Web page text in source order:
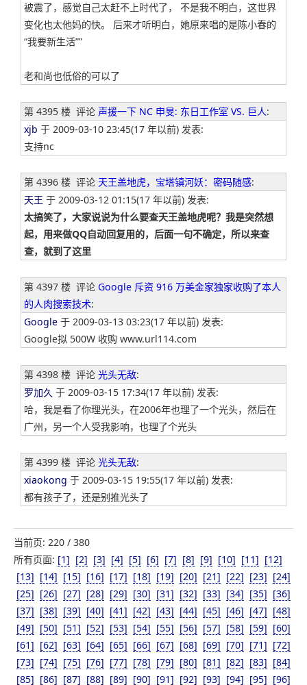
被震了，感觉自己太赶不上时代了， 不是我不明白，这世界
变化也太他妈的快。 后来才听明白，她原来唱的是陈小春的
“我要新生活””
老和尚也低俗的可以了
第 4395 楼 评论 声援一下 NC 申旻: 东日工作室 VS. 巨人:
xjb 于 2009-03-10 23:45(17 年以前) 发表:
支持nc
第 4396 楼 评论 天王盖地虎，宝塔镇河妖：密码随感:
天王 于 2009-03-12 01:15(17 年以前) 发表:
太搞笑了，大家说说为什么要查天王盖地虎呢？我是突然想
起，用来做QQ自动回复用的，后面一句不确定，所以来查
查，就到了这里
第 4397 楼 评论 Google 斥资 916 万美金家独家收购了本人
的人肉搜索技术:
Google 于 2009-03-13 03:23(17 年以前) 发表:
Google拟 500W 收购 www.url114.com
第 4398 楼 评论 光头无敌:
罗加久 于 2009-03-15 17:34(17 年以前) 发表:
哈，我是看了你理光头，在2006年也理了一个光头，然后在
广州，另一个人受我影响，也理了个光头
第 4399 楼 评论 光头无敌:
xiaokong 于 2009-03-15 19:55(17 年以前) 发表:
都有孩子了，还是别推光头了
当前页: 220 / 380
所有页面: [1] [2] [3] [4] [5] [6] [7] [8] [9] [10] [11] [12]
[13] [14] [15] [16] [17] [18] [19] [20] [21] [22] [23] [24]
[25] [26] [27] [28] [29] [30] [31] [32] [33] [34] [35] [36]
[37] [38] [39] [40] [41] [42] [43] [44] [45] [46] [47] [48]
[49] [50] [51] [52] [53] [54] [55] [56] [57] [58] [59] [60]
[61] [62] [63] [64] [65] [66] [67] [68] [69] [70] [71] [72]
[73] [74] [75] [76] [77] [78] [79] [80] [81] [82] [83] [84]
[85] [86] [87] [88] [89] [90] [91] [92] [93] [94] [95] [96]